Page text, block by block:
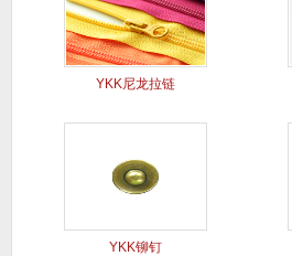
YKK尼龙拉链
YKK铆钉